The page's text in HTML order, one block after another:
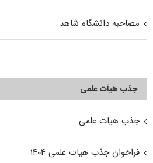
مصاحبه دانشگاه شاهد
جذب هیأت علمی
جذب هیات علمی
فراخوان جذب هیات علمی ۱۴۰۴